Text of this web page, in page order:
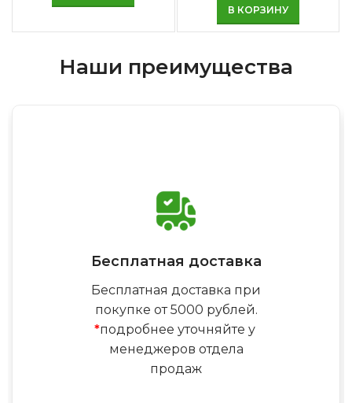
В КОРЗИНУ
Наши преимущества
Бесплатная доставка
Бесплатная доставка при
покупке от 5000 рублей.
*подробнее уточняйте у
менеджеров отдела
продаж